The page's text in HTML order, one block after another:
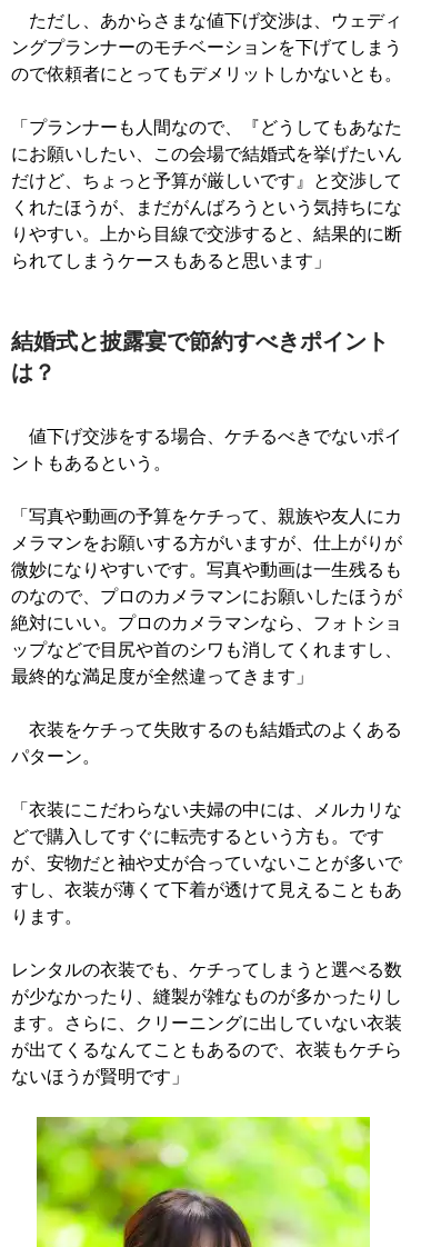
ただし、あからさまな値下げ交渉は、ウェディ
ングプランナーのモチベーションを下げてしまう
ので依頼者にとってもデメリットしかないとも。
「プランナーも人間なので、『どうしてもあなた
にお願いしたい、この会場で結婚式を挙げたいん
だけど、ちょっと予算が厳しいです』と交渉して
くれたほうが、まだがんばろうという気持ちにな
りやすい。上から目線で交渉すると、結果的に断
られてしまうケースもあると思います」
結婚式と披露宴で節約すべきポイント
は？
値下げ交渉をする場合、ケチるべきでないポイ
ントもあるという。
「写真や動画の予算をケチって、親族や友人にカ
メラマンをお願いする方がいますが、仕上がりが
微妙になりやすいです。写真や動画は一生残るも
のなので、プロのカメラマンにお願いしたほうが
絶対にいい。プロのカメラマンなら、フォトショ
ップなどで目尻や首のシワも消してくれますし、
最終的な満足度が全然違ってきます」
衣装をケチって失敗するのも結婚式のよくある
パターン。
「衣装にこだわらない夫婦の中には、メルカリな
どで購入してすぐに転売するという方も。です
が、安物だと袖や丈が合っていないことが多いで
すし、衣装が薄くて下着が透けて見えることもあ
ります。
レンタルの衣装でも、ケチってしまうと選べる数
が少なかったり、縫製が雑なものが多かったりし
ます。さらに、クリーニングに出していない衣装
が出てくるなんてこともあるので、衣装もケチら
ないほうが賢明です」